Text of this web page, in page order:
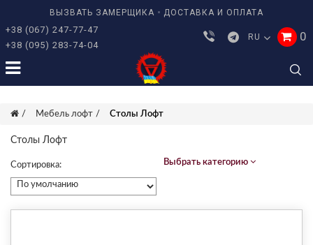
ВЫЗВАТЬ ЗАМЕРЩИКА ДОСТАВКА И ОПЛАТА
+38 (067) 247-77-47
+38 (095) 283-74-04
RU 0
Мебель лофт Столы Лофт
Столы Лофт
Сортировка: Выбрать категорию